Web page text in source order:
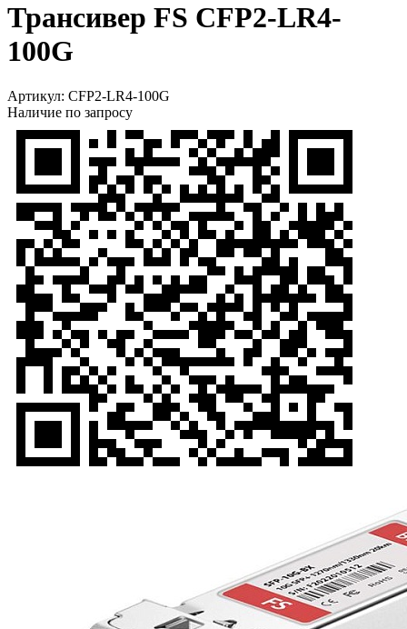
Трансивер FS CFP2-LR4-
100G
Артикул: CFP2-LR4-100G
Наличие по запросу